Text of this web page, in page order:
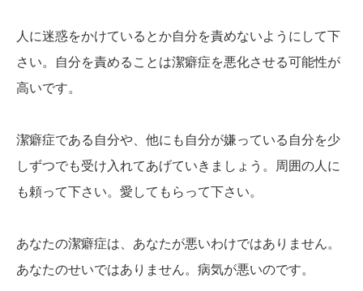
人に迷惑をかけているとか自分を責めないようにして下
さい。自分を責めることは潔癖症を悪化させる可能性が
高いです。
潔癖症である自分や、他にも自分が嫌っている自分を少
しずつでも受け入れてあげていきましょう。周囲の人に
も頼って下さい。愛してもらって下さい。
あなたの潔癖症は、あなたが悪いわけではありません。
あなたのせいではありません。病気が悪いのです。